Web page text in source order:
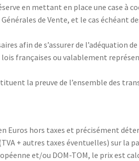
en mettant en place une case à
de Vente, et le cas échéant
afin de s’assurer de l’adéquation de
françaises ou valablement
la preuve de l’ensemble des
Euros hors taxes et précisément
+ autres taxes éventuelles) sur la
et/ou DOM-TOM, le prix est